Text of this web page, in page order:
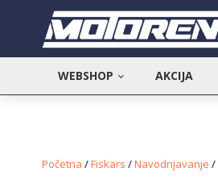
WEBSHOP AKCIJA
Početna /Fiskars /Navodnjavanje /